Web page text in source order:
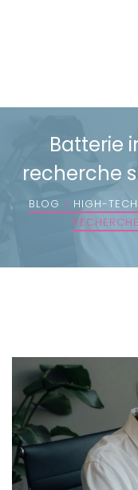
Batterie
recherche
BLOG » HIGH-TECH